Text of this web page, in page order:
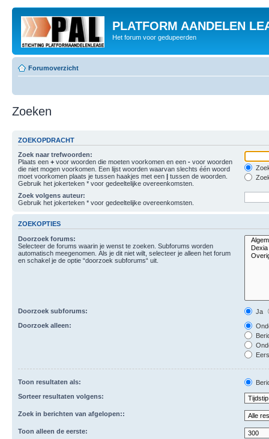
PLATFORM AANDELEN
Het forum voor gedupeerden
Forumoverzicht
Zoeken
ZOEKOPDRACHT
Zoek naar trefwoorden:
Plaats een + voor woorden die moeten voorkomen en een - voor woorden
die niet mogen voorkomen. Een lijst woorden waarvan slechts één woord
moet voorkomen plaats je tussen haakjes met een | tussen de woorden.
Gebruik het jokerteken * voor gedeeltelijke overeenkomsten.
Zoek volgens auteur:
Gebruik het jokerteken * voor gedeeltelijke overeenkomsten.
ZOEKOPTIES
Doorzoek forums:
Selecteer de forums waarin je wenst te zoeken. Subforums worden
automatisch meegenomen. Als je dit niet wilt, selecteer je alleen het forum
en schakel je de optie “doorzoek subforums“ uit.
Doorzoek subforums:
Ja
Doorzoek alleen:
Toon resultaten als:
Sorteer resultaten volgens:
Zoek in berichten van afgelopen::
Toon alleen de eerste: